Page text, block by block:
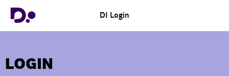
DI Login
LOGIN